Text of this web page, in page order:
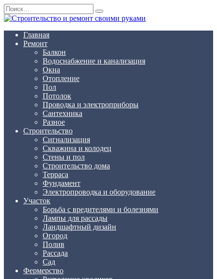
Перейти
к
содержанию
Search
for:
Главная
Ремонт
Балкон
Водоснабжение и канализация
Окна
Отопление
Пол
Потолок
Проводка и электроприборы
Сантехника
Разное
Строительство
Сигнализация
Скважина и колодец
Стены и пол
Строительство дома
Терраса
Фундамент
Электропроводка и оборудование
Участок
Борьба с вредителями и болезнями
Лампы для рассады
Ландшафтный дизайн
Огород
Полив
Рассада
Сад
Фермерство